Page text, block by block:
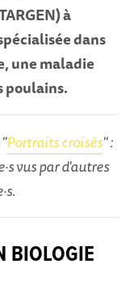
à
dans
une maladie
poulains.
Portraits croisés" :
vus par d'autres
BIOLOGIE